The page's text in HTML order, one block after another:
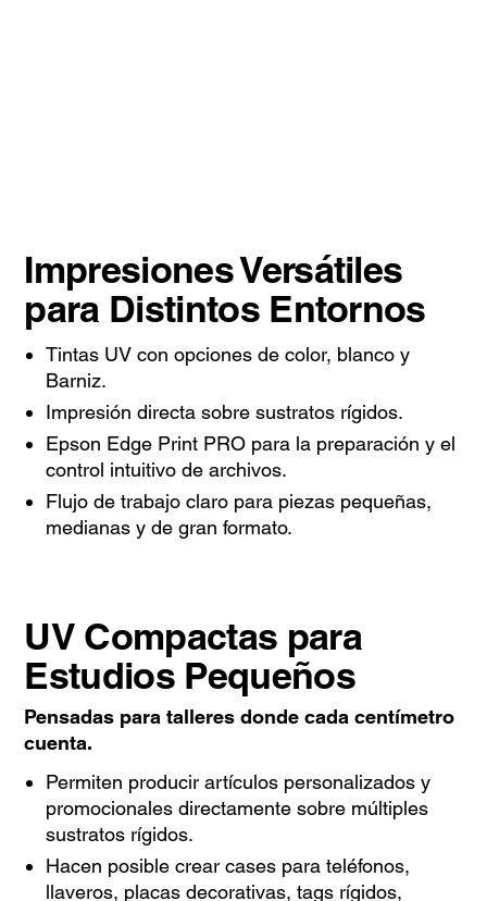
Impresiones Versátiles
para Distintos Entornos
Tintas UV con opciones de color, blanco y
Barniz.
Impresión directa sobre sustratos rígidos.
Epson Edge Print PRO para la preparación y el
control intuitivo de archivos.
Flujo de trabajo claro para piezas pequeñas,
medianas y de gran formato.
UV Compactas para
Estudios Pequeños
Pensadas para talleres donde cada centímetro
cuenta.
Permiten producir artículos personalizados y
promocionales directamente sobre múltiples
sustratos rígidos.
Hacen posible crear cases para teléfonos,
llaveros, placas decorativas, tags rígidos,